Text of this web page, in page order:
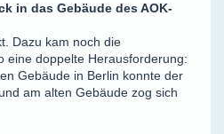
in das Gebäude des AOK-
Dazu kam noch die
eine doppelte Herausforderung:
Gebäude in Berlin konnte der
am alten Gebäude zog sich